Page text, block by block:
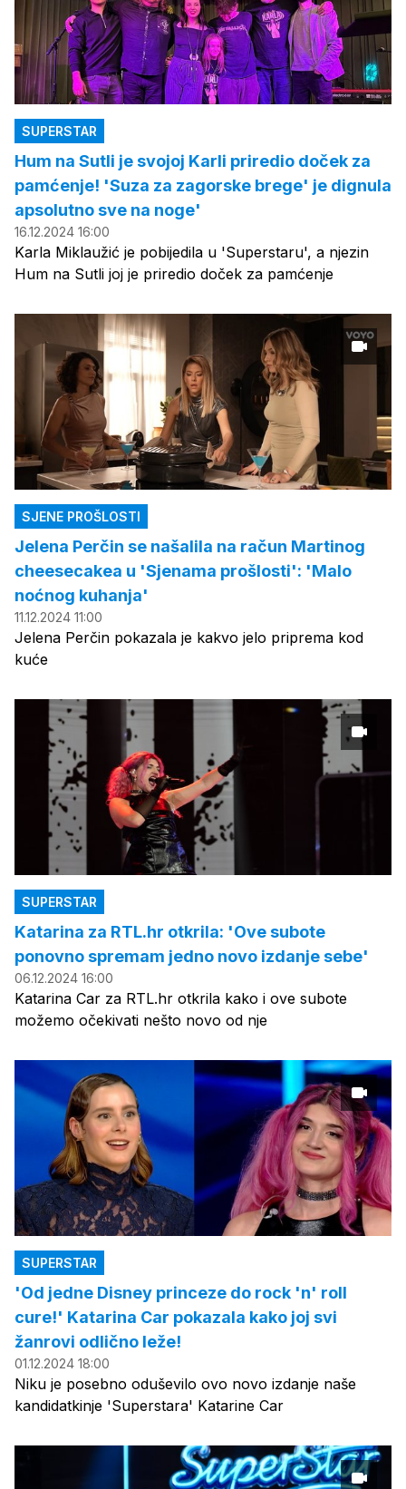
SUPERSTAR
Hum na Sutli je svojoj Karli priredio doček za
pamćenje! 'Suza za zagorske brege' je dignula
apsolutno sve na noge'
16.12.2024 16:00
Karla Miklaužić je pobijedila u 'Superstaru', a njezin
Hum na Sutli joj je priredio doček za pamćenje
SJENE PROŠLOSTI
Jelena Perčin se našalila na račun Martinog
cheesecakea u 'Sjenama prošlosti': 'Malo
noćnog kuhanja'
11.12.2024 11:00
Jelena Perčin pokazala je kakvo jelo priprema kod
kuće
SUPERSTAR
Katarina za RTL.hr otkrila: 'Ove subote
ponovno spremam jedno novo izdanje sebe'
06.12.2024 16:00
Katarina Car za RTL.hr otkrila kako i ove subote
možemo očekivati nešto novo od nje
SUPERSTAR
'Od jedne Disney princeze do rock 'n' roll
cure!' Katarina Car pokazala kako joj svi
žanrovi odlično leže!
01.12.2024 18:00
Niku je posebno oduševilo ovo novo izdanje naše
kandidatkinje 'Superstara' Katarine Car